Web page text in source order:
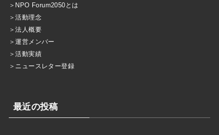
＞ NPO Forum2050とは
＞活動理念
＞法人概要
＞運営メンバー
＞活動実績
＞ ニュースレター登録
最近の投稿